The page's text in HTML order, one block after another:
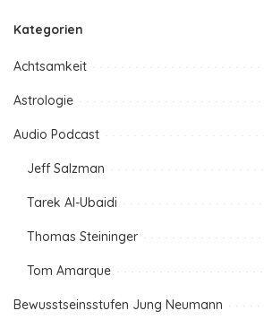
Kategorien
Achtsamkeit
Astrologie
Audio Podcast
Jeff Salzman
Tarek Al-Ubaidi
Thomas Steininger
Tom Amarque
Bewusstseinsstufen Jung Neumann